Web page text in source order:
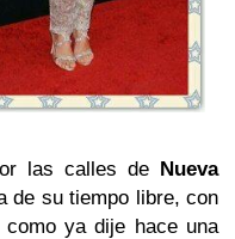
las calles de Nueva
de su tiempo libre, con
ya dije hace una